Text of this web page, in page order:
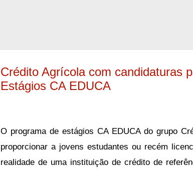
Crédito Agrícola com candidaturas
Estágios CA EDUCA
O programa de estágios CA EDUCA do grupo
proporcionar a jovens estudantes ou recém
realidade de uma instituição de crédito de